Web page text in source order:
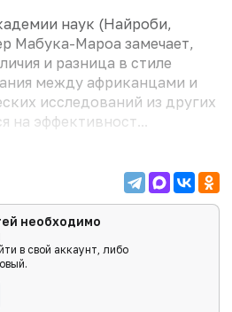
наук (Найроби,
Мабука-Мароа замечает,
и разница в стиле
между африканцами и
исследований из других
на эффективност...
необходимо
в свой аккаунт, либо